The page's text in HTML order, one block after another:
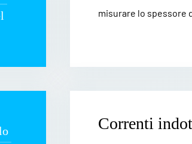
misurare lo spessore
Correnti